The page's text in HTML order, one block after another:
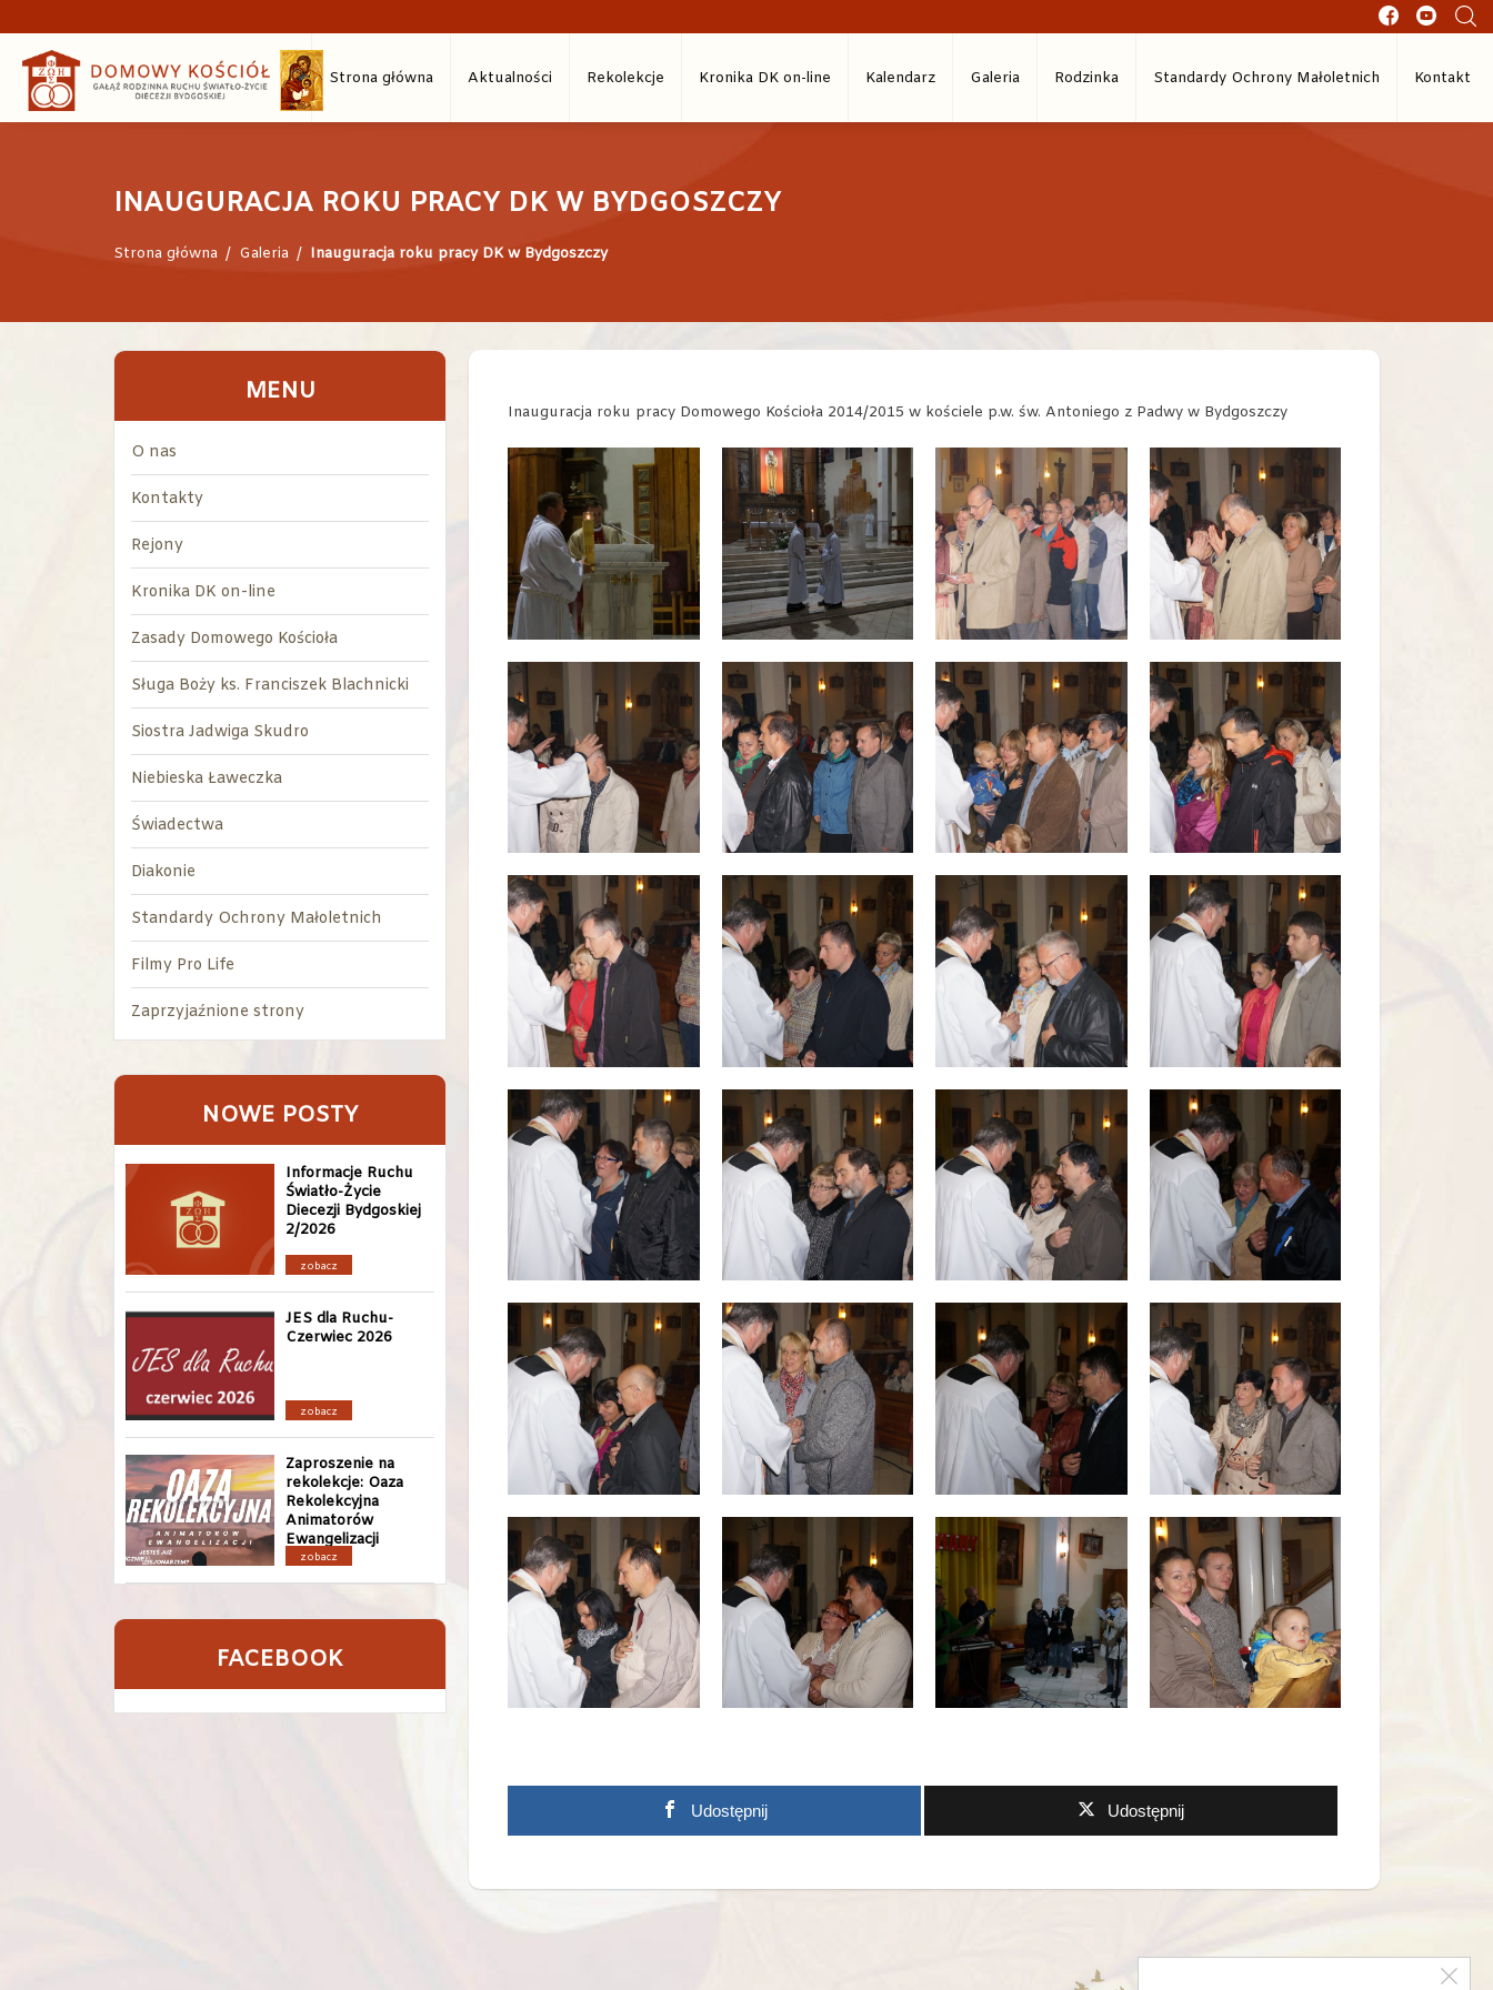
Strona główna Aktualności Rekolekcje Kronika DK on-line Kalendarz Galeria Rodzinka Standardy Ochrony Małoletnich Kontakt
INAUGURACJA ROKU PRACY DK W BYDGOSZCZY
Strona główna / Galeria / Inauguracja roku pracy DK w Bydgoszczy
Inauguracja roku pracy Domowego Kościoła 2014/2015 w kościele p.w. św. Antoniego z Padwy w Bydgoszczy
Udostępnij Udostępnij
MENU
O nas
Kontakty
Rejony
Kronika DK on-line
Zasady Domowego Kościoła
Sługa Boży ks. Franciszek Blachnicki
Siostra Jadwiga Skudro
Niebieska Ławeczka
Świadectwa
Diakonie
Standardy Ochrony Małoletnich
Filmy Pro Life
Zaprzyjaźnione strony
NOWE POSTY
Informacje Ruchu
Światło-Życie
Diecezji Bydgoskiej
2/2026
zobacz
JES dla Ruchu-
Czerwiec 2026
zobacz
Zaproszenie na
rekolekcje: Oaza
Rekolekcyjna
Animatorów
Ewangelizacji
zobacz
FACEBOOK